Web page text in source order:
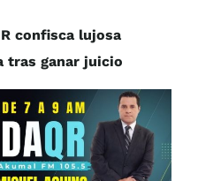
confisca lujosa
tras ganar juicio